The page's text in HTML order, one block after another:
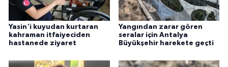
Yasin'i kuyudan kurtaran
kahraman itfaiyeciden
hastanede ziyaret
Yangından zarar gören
seralar için Antalya
Büyükşehir harekete geçti